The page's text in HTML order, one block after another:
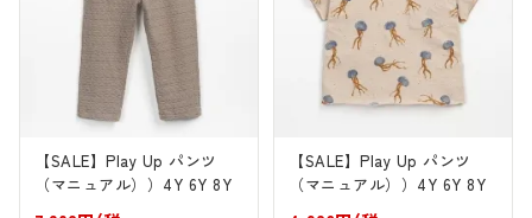
【SALE】Play Up パンツ
（マニュアル））4Y 6Y 8Y
【SALE】Play Up パンツ
（マニュアル））4Y 6Y 8Y